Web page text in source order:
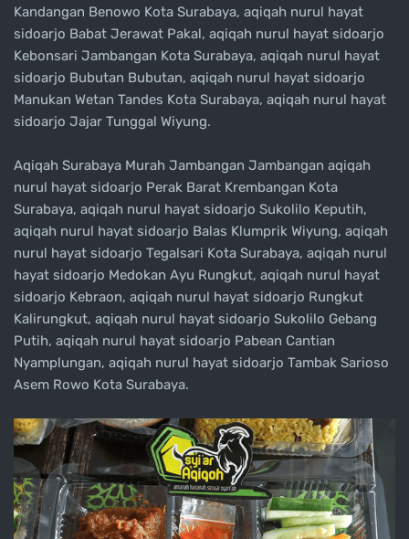
Kandangan Benowo Kota Surabaya, aqiqah nurul hayat
sidoarjo Babat Jerawat Pakal, aqiqah nurul hayat sidoarjo
Kebonsari Jambangan Kota Surabaya, aqiqah nurul hayat
sidoarjo Bubutan Bubutan, aqiqah nurul hayat sidoarjo
Manukan Wetan Tandes Kota Surabaya, aqiqah nurul hayat
sidoarjo Jajar Tunggal Wiyung.
Aqiqah Surabaya Murah Jambangan Jambangan aqiqah
nurul hayat sidoarjo Perak Barat Krembangan Kota
Surabaya, aqiqah nurul hayat sidoarjo Sukolilo Keputih,
aqiqah nurul hayat sidoarjo Balas Klumprik Wiyung, aqiqah
nurul hayat sidoarjo Tegalsari Kota Surabaya, aqiqah nurul
hayat sidoarjo Medokan Ayu Rungkut, aqiqah nurul hayat
sidoarjo Kebraon, aqiqah nurul hayat sidoarjo Rungkut
Kalirungkut, aqiqah nurul hayat sidoarjo Sukolilo Gebang
Putih, aqiqah nurul hayat sidoarjo Pabean Cantian
Nyamplungan, aqiqah nurul hayat sidoarjo Tambak Sarioso
Asem Rowo Kota Surabaya.